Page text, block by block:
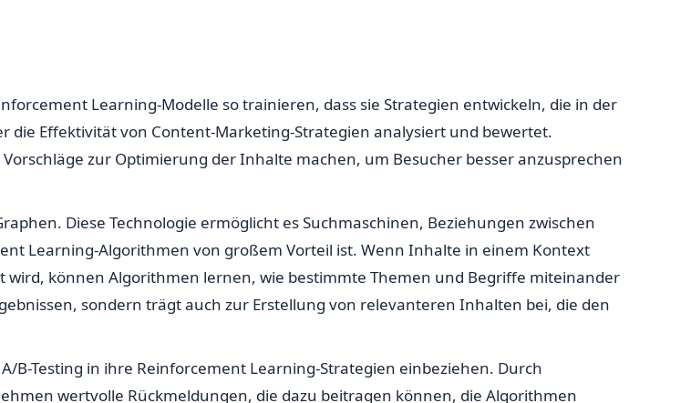
Learning-Modelle so trainieren, dass sie Strategien entwickeln, die in der
die Effektivität von Content-Marketing-Strategien analysiert und bewertet.
zur Optimierung der Inhalte machen, um Besucher besser anzusprechen
Diese Technologie ermöglicht es Suchmaschinen, Beziehungen zwischen
Learning-Algorithmen von großem Vorteil ist. Wenn Inhalte in einem Kontext
können Algorithmen lernen, wie bestimmte Themen und Begriffe miteinander
sondern trägt auch zur Erstellung von relevanteren Inhalten bei, die den
Testing in ihre Reinforcement Learning-Strategien einbeziehen. Durch
wertvolle Rückmeldungen, die dazu beitragen können, die Algorithmen